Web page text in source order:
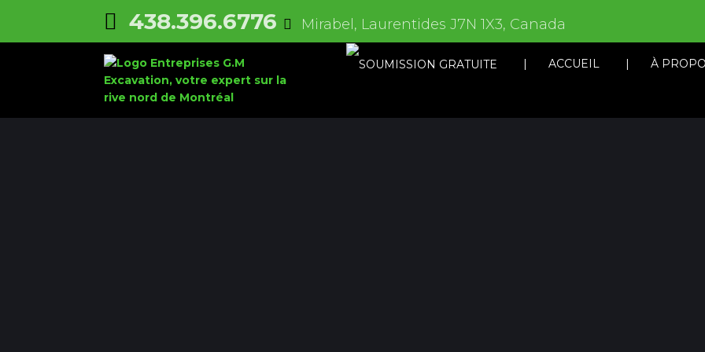
438.396.6776 Mirabel, Laurentides J7N 1X3, Canada
ACCUEIL À